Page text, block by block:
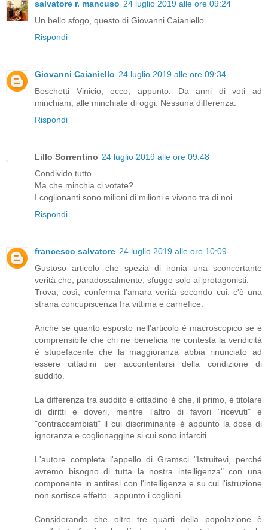
salvatore r. mancuso 24 luglio 2019 alle ore 09:24
Un bello sfogo, questo di Giovanni Caianiello.
Rispondi
Giovanni Caianiello 24 luglio 2019 alle ore 09:34
Boschetti Vinicio, ecco, appunto. Da anni di voti ad
minchiam, alle minchiate di oggi. Nessuna differenza.
Rispondi
Lillo Sorrentino 24 luglio 2019 alle ore 09:48
Condivido tutto.
Ma che minchia ci votate?
I coglionanti sono milioni di milioni e vivono tra di noi.
Rispondi
francesco salvatore 24 luglio 2019 alle ore 10:09
Gustoso articolo che spezia di ironia una sconcertante
verità che, paradossalmente, sfugge solo ai protagonisti.
Trova, così, conferma l'amara verità secondo cui: c'è una
strana concupiscenza fra vittima e carnefice.
Anche se quanto esposto nell'articolo è macroscopico se è
comprensibile che chi ne beneficia ne contesta la veridicità
è stupefacente che la maggioranza abbia rinunciato ad
essere cittadini per accontentarsi della condizione di
suddito.
La differenza tra suddito e cittadino è che, il primo, è titolare
di diritti e doveri, mentre l'altro di favori "ricevuti" e
"contraccambiati" il cui discriminante è appunto la dose di
ignoranza e coglionaggine si cui sono infarciti.
L'autore completa l'appello di Gramsci "Istruitevi, perché
avremo bisogno di tutta la nostra intelligenza" con una
componente in antitesi con l'intelligenza e su cui l'istruzione
non sortisce effetto...appunto i coglioni.
Considerando che oltre tre quarti della popolazione è